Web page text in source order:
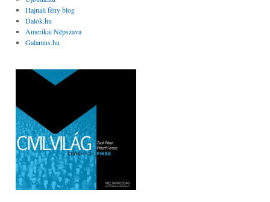
Hajnali fény blog
Dalok.hu
Amerikai Népszava
Galamus.hu